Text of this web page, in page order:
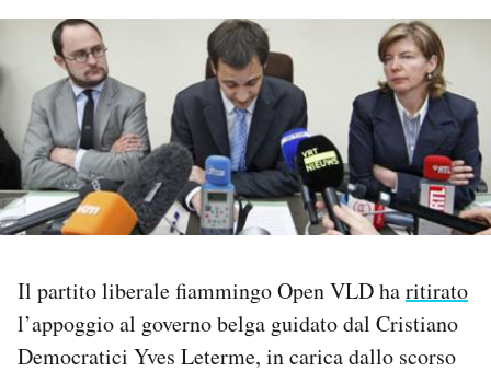
Sport
Mondiali calcio 2026
PODCAST
NEWSLETTER
SHOP
Il partito liberale fiammingo Open VLD haritirato
l’appoggio al governo belga guidato dal Cristiano
Democratici Yves Leterme, in carica dallo scorso